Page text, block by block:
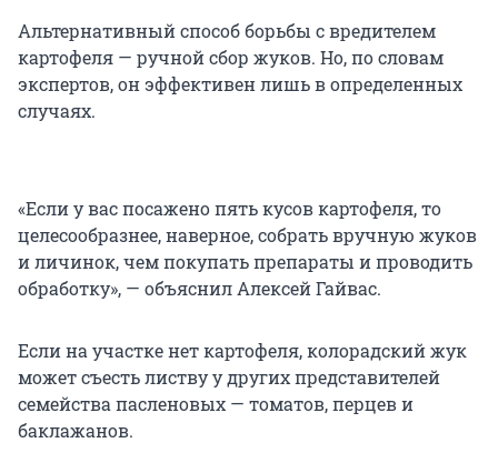
Альтернативный способ борьбы с вредителем
картофеля — ручной сбор жуков. Но, по словам
экспертов, он эффективен лишь в определенных
случаях.
«Если у вас посажено пять кусов картофеля, то
целесообразнее, наверное, собрать вручную жуков
и личинок, чем покупать препараты и проводить
обработку», — объяснил Алексей Гайвас.
Если на участке нет картофеля, колорадский жук
может съесть листву у других представителей
семейства пасленовых — томатов, перцев и
баклажанов.